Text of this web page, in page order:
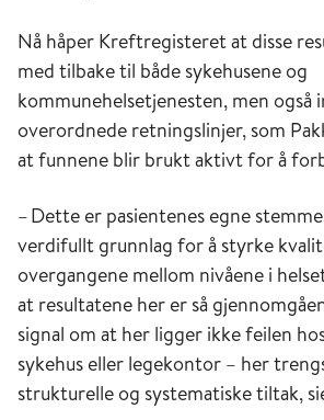
Nå håper Kreftregisteret at disse
med tilbake til både sykehusene og
kommunehelsetjenesten, men også
overordnede retningslinjer, som
at funnene blir brukt aktivt for å
– Dette er pasientenes egne
verdifullt grunnlag for å styrke
overgangene mellom nivåene i
at resultatene her er så
signal om at her ligger ikke feilen
sykehus eller legekontor – her
strukturelle og systematiske tiltak,